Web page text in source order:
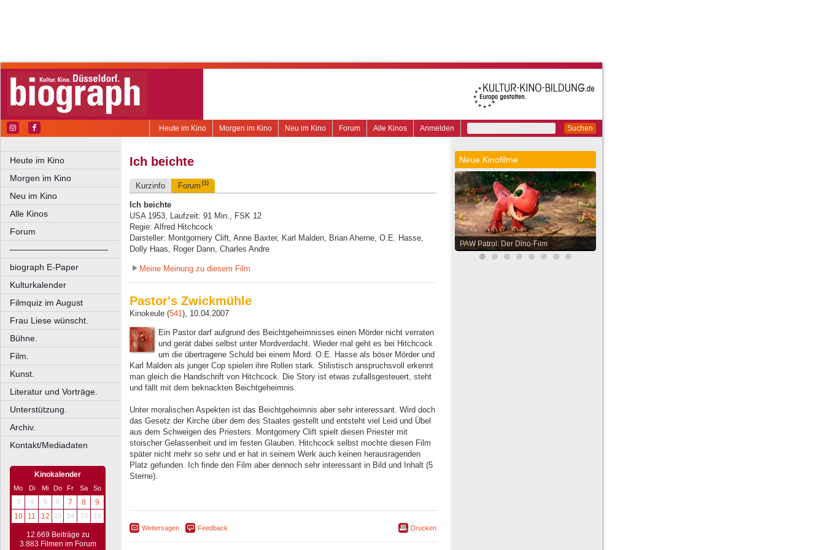
Suchen
Anmelden
Alle Kinos
Forum
Neu im Kino
Morgen im Kino
Heute im Kino
Heute im Kino
Morgen im Kino
Neu im Kino
Alle Kinos
Forum
––––––––––––––––––––
biograph E-Paper
Kulturkalender
Filmquiz im August
Frau Liese wünscht.
Bühne.
Film.
Kunst.
Literatur und Vorträge.
Unterstützung.
Archiv.
Kontakt/Mediadaten
Kinokalender
Mo Di Mi Do Fr Sa
So
3
4 5 6 7 8
9
10
11 12 13 14 15 16
12.669 Beiträge zu
3.883 Filmen im Forum
Ich beichte
Kurzinfo Forum (1)
Ich beichte
USA 1953, Laufzeit: 91 Min., FSK 12
Regie: Alfred Hitchcock
Darsteller: Montgomery Clift, Anne Baxter, Karl Malden, Brian Aherne, O.E. Hasse,
Dolly Haas, Roger Dann, Charles Andre
Meine Meinung zu diesem Film
Pastor's Zwickmühle
Kinokeule (541), 10.04.2007
Ein Pastor darf aufgrund des Beichtgeheimnisses einen Mörder nicht verraten
und gerät dabei selbst unter Mordverdacht. Wieder mal geht es bei Hitchcock
um die übertragene Schuld bei einem Mord. O.E. Hasse als böser Mörder und
Karl Malden als junger Cop spielen ihre Rollen stark. Stilistisch anspruchsvoll erkennt
man gleich die Handschrift von Hitchcock. Die Story ist etwas zufallsgesteuert, steht
und fällt mit dem beknackten Beichtgeheimnis.
Unter moralischen Aspekten ist das Beichtgeheimnis aber sehr interessant. Wird doch
das Gesetz der Kirche über dem des Staates gestellt und entsteht viel Leid und Übel
aus dem Schweigen des Priesters. Montgomery Clift spielt diesen Priester mit
stoischer Gelassenheit und im festen Glauben. Hitchcock selbst mochte diesen Film
später nicht mehr so sehr und er hat in seinem Werk auch keinen herausragenden
Platz gefunden. Ich finde den Film aber dennoch sehr interessant in Bild und Inhalt (5
Sterne).
Weitersagen Feedback Drucken
Neue Kinofilme
PAW Patrol: Der Dino-Film